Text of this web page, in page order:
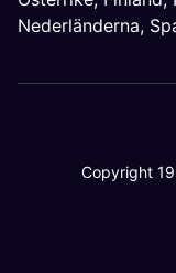
Nederländerna,
Copyright